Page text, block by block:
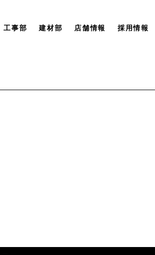
工事部 建材部 店舗情報 採用情報